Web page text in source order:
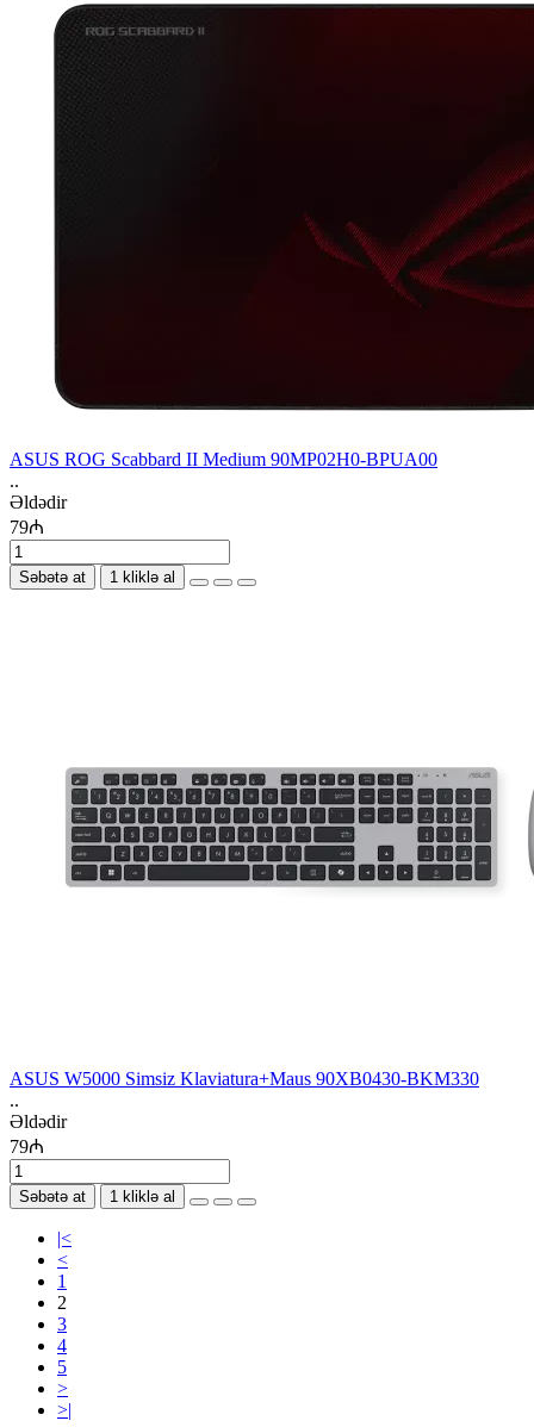
ASUS ROG Scabbard II Medium 90MP02H0-BPUA00
..
Əldədir
79₼
Səbətə at 1 kliklə al
ASUS W5000 Simsiz Klaviatura+Maus 90XB0430-BKM330
..
Əldədir
79₼
Səbətə at 1 kliklə al
|<
<
1
2
3
4
5
>
>|